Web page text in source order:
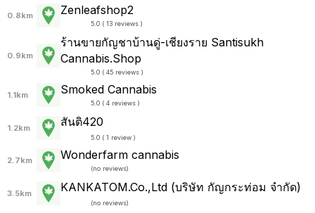
0.8km Zenleafshop2
5.0 ( 13 reviews )
0.9km
ร้านขายกัญชาบ้านดู่-เชียงราย Santisukh
Cannabis.Shop
5.0 ( 45 reviews )
1.1km Smoked Cannabis
5.0 ( 4 reviews )
1.2km สันติ420
5.0 ( 1 review )
2.7km Wonderfarm cannabis
(no reviews)
3.5km KANKATOM.Co.,Ltd (บริษัท กัญกระท่อม จำกัด)
(no reviews)